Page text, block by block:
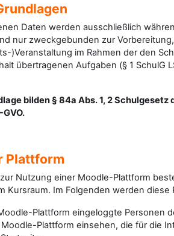
Daten werden ausschließlich
nur zweckgebunden zur
)Veranstaltung im Rahmen der den
übertragenen Aufgaben (§ 1 SchulG
bilden § 84a Abs. 1, 2 Schulgesetz
Plattform
Nutzung einer Moodle-Plattform
Kursraum. Im Folgenden werden
Plattform eingeloggte Personen
Plattform einsehen, die für die